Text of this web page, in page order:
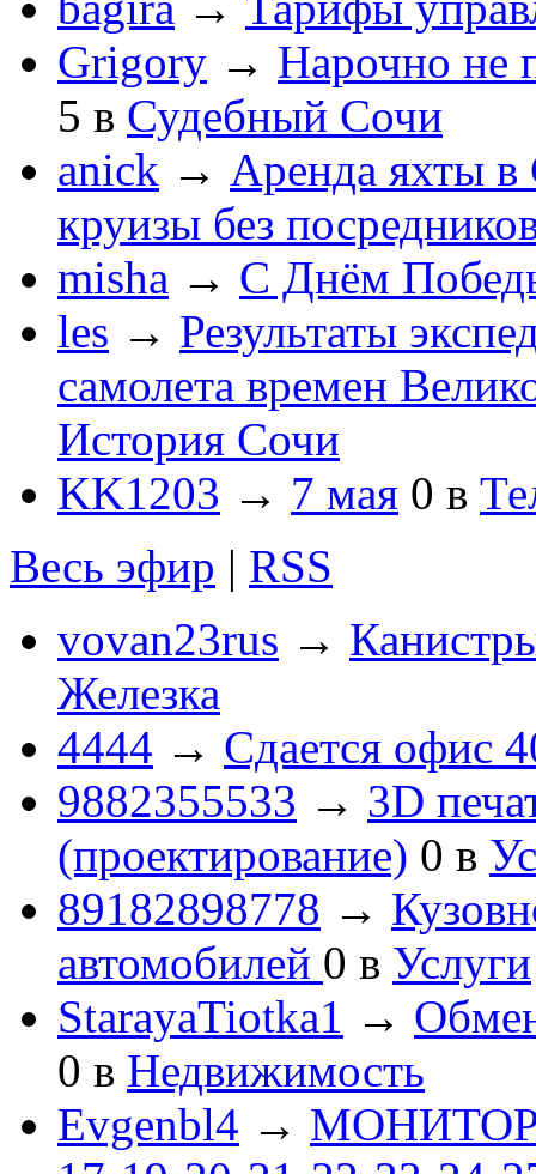
Grigory → Нарочно не
5 в Судебный Сочи
anick → Аренда яхты в
круизы без
misha → С Днём
les → Результаты
самолета времен
История Сочи
KK1203 → 7 мая 0 в
Весь эфир | RSS
vovan23rus →
Железка
4444 → Сдается офис
9882355533 → 3D
(проектирование) 0 в
89182898778 →
автомобилей 0 в Услуги
StarayaTiotka1 →
0 в Недвижимость
Evgenbl4 → МОНИТОРЫ